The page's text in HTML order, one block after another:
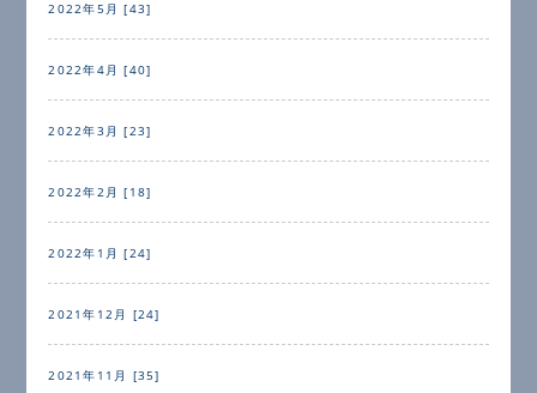
2022年5月 [43]
2022年4月 [40]
2022年3月 [23]
2022年2月 [18]
2022年1月 [24]
2021年12月 [24]
2021年11月 [35]